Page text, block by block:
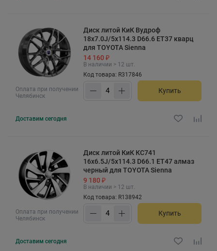
Оплата при получении
Челябинск
Диск литой КиК Вудроф
18x7.0J/5x114.3 D66.6 ET37 кварц
для TOYOTA Sienna
14 160 ₽
В наличии > 12 шт.
Код товара: R317846
Купить
Доставим сегодня
Оплата при получении
Челябинск
Диск литой КиК КС741
16x6.5J/5x114.3 D66.1 ET47 алмаз
черный для TOYOTA Sienna
9 180 ₽
В наличии > 12 шт.
Код товара: R138942
Купить
Доставим сегодня